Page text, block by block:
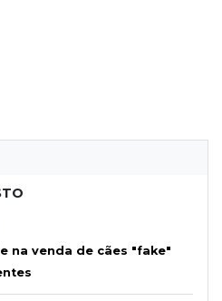
na venda de cães "fake"